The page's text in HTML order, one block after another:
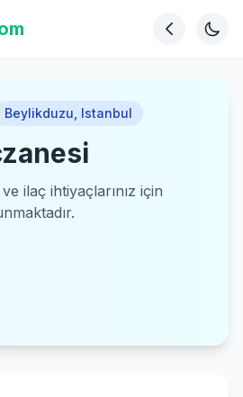
Beylikduzu Istanbul
ilaç ihtiyaçlarınız için